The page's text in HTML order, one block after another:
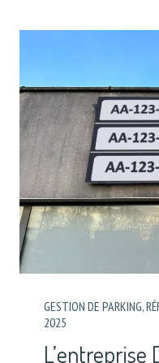
GESTION DE PARKING,
2025
L’entreprise